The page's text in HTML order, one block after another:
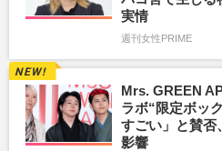
実情
週刊女性PRIME
Mrs. GREEN
ラボ“限定ボッ
すごい」と賛否
影響